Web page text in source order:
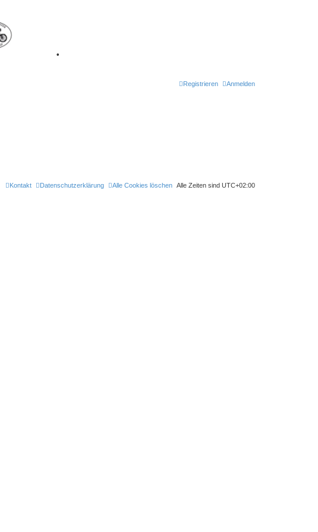
•
Anmelden
Registrieren
Alle Zeiten sind UTC+02:00
Alle Cookies löschen
Datenschutzerklärung
Kontakt